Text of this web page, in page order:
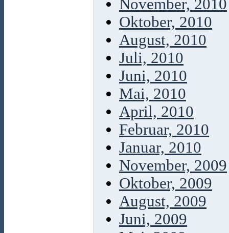
November, 2010
Oktober, 2010
August, 2010
Juli, 2010
Juni, 2010
Mai, 2010
April, 2010
Februar, 2010
Januar, 2010
November, 2009
Oktober, 2009
August, 2009
Juni, 2009